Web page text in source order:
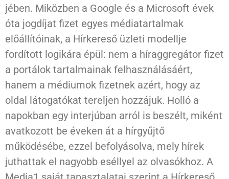
jében. Miközben a Google és a Microsoft évek
óta jogdíjat fizet egyes médiatartalmak
előállítóinak, a Hírkereső üzleti modellje
fordított logikára épül: nem a híraggregátor fizet
a portálok tartalmainak felhasználásáért,
hanem a médiumok fizetnek azért, hogy az
oldal látogatókat tereljen hozzájuk. Holló a
napokban egy interjúban arról is beszélt, miként
avatkozott be éveken át a hírgyűjtő
működésébe, ezzel befolyásolva, mely hírek
juthattak el nagyobb eséllyel az olvasókhoz. A